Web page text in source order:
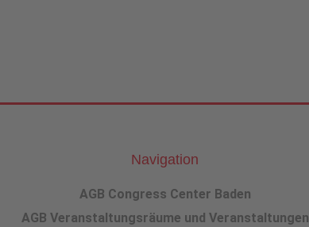
Navigation
AGB Congress Center Baden
AGB Veranstaltungsräume und Veranstaltungen